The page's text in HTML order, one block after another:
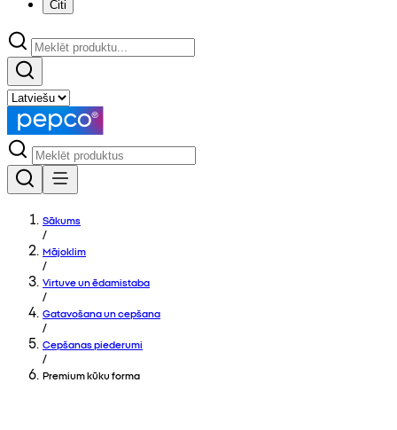
Citi
Sākums
/
Mājoklim
/
Virtuve un ēdamistaba
/
Gatavošana un cepšana
/
Cepšanas piederumi
/
Premium kūku forma